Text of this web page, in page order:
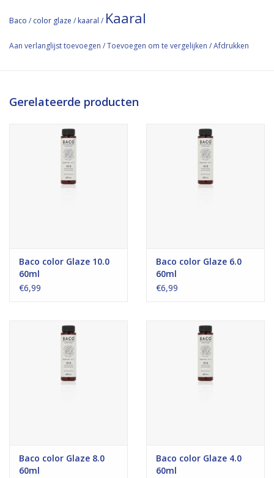
Baco / color glaze / kaaral / Kaaral
Aan verlanglijst toevoegen /Toevoegen om te vergelijken /Afdrukken
Gerelateerde producten
Baco color Glaze 10.0
60ml
€6,99
Baco color Glaze 6.0
60ml
€6,99
Baco color Glaze 8.0
60ml
Baco color Glaze 4.0
60ml